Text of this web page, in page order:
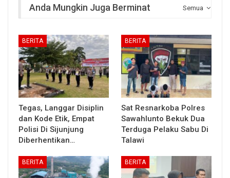
Semua
Anda Mungkin Juga Berminat
BERITA
Tegas, Langgar Disiplin
dan Kode Etik, Empat
Polisi Di Sijunjung
Diberhentikan…
BERITA
Sat Resnarkoba Polres
Sawahlunto Bekuk Dua
Terduga Pelaku Sabu Di
Talawi
BERITA BERITA